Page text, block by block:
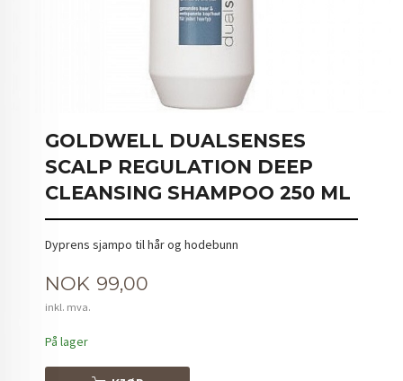
GOLDWELL DUALSENSES
SCALP REGULATION DEEP
CLEANSING SHAMPOO 250 ML
Dyprens sjampo til hår og hodebunn
Pris
NOK 99,00
inkl. mva.
På lager